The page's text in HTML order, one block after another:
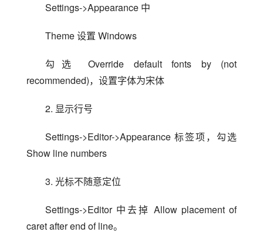
Settings->Appearance 中
Theme 设置 Windows
勾选 Override default fonts by (not
recommended)，设置字体为宋体
2. 显示行号
Settings->Editor->Appearance 标签项，勾选
Show line numbers
3. 光标不随意定位
Settings->Editor 中去掉 Allow placement of
caret after end of line。